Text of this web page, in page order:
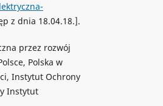
z dnia 18.04.18.].
przez rozwój
Polska w
Instytut Ochrony
Instytut